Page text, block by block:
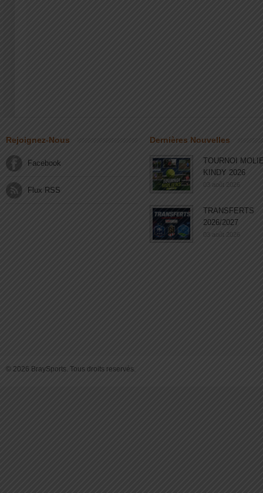
Rejoignez-Nous
Facebook
Flux RSS
Dernières Nouvelles
TOURNOI
KINDY 2026
03 août 2026
TRANSFERTS
2026/2027
03 août 2026
© 2026 BraySports. Tous droits reservés.